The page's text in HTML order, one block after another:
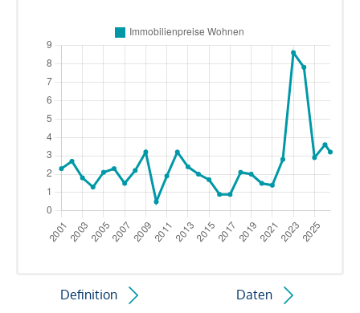
Definition Daten